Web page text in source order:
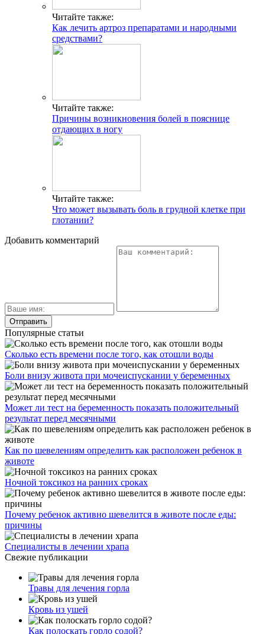
Читайте также:
Как лечить артроз препаратами и народными
средствами?
Читайте также:
Причины возникновения болей в пояснице
отдающих в ногу
Читайте также:
Что может вызывать боль в грудной клетке при
глотании?
Добавить комментарий
Популярные статьи
Сколько есть времени после того, как отошли воды
Боли внизу живота при мочеиспускании у беременных
Может ли тест на беременность показать положительный
результат перед месячными
Как по шевелениям определить как расположен ребенок в
животе
Ночной токсикоз на ранних сроках
Почему ребенок активно шевелится в животе после еды:
причины
Специалисты в лечении храпа
Свежие публикации
Травы для лечения горла
Кровь из ушей
Как полоскать горло содой?